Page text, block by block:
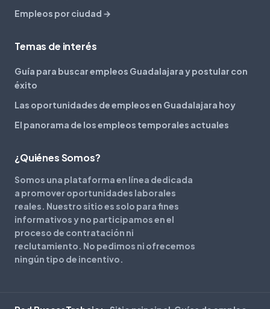
Empleos por ciudad →
Temas de interés
Guía para buscar empleos Guadalajara y postular con
éxito
Las oportunidades de empleos en Guadalajara hoy
El panorama de los empleos temporales actuales
¿Quiénes Somos?
Somos una plataforma en línea dedicada
a promover oportunidades laborales
reales. Nuestro sitio es solo para fines
informativos y no participamos en el
proceso de contratación ni
reclutamiento. No pedimos ni ofrecemos
ningún tipo de incentivo.